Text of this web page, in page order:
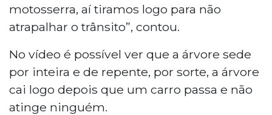
motosserra, aí tiramos logo para não
atrapalhar o trânsito”, contou.
No vídeo é possível ver que a árvore sede
por inteira e de repente, por sorte, a árvore
cai logo depois que um carro passa e não
atinge ninguém.